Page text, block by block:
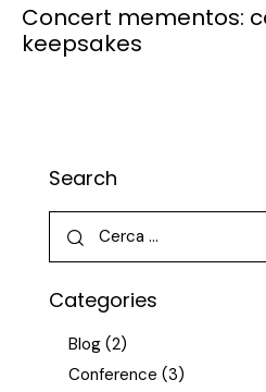
Concert mementos:
keepsakes
Search
Categories
Blog (2)
Conference (3)